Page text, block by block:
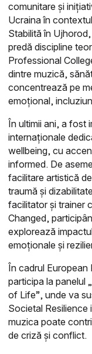
comunitare și
Ucraina în
Stabilită în
predă discipline
Professional
dintre muzică,
concentrează pe
emoțional,
În ultimii ani, a fost
internaționale
wellbeing, cu
informed. De
facilitare artistică
traumă și
facilitator și trainer
Changed,
explorează
emoționale și
În cadrul
participa la panelul
of Life”, unde va
Societal Resilience
muzica poate
de criză și conflict.